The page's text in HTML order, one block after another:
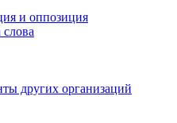
и оппозиция
других организаций